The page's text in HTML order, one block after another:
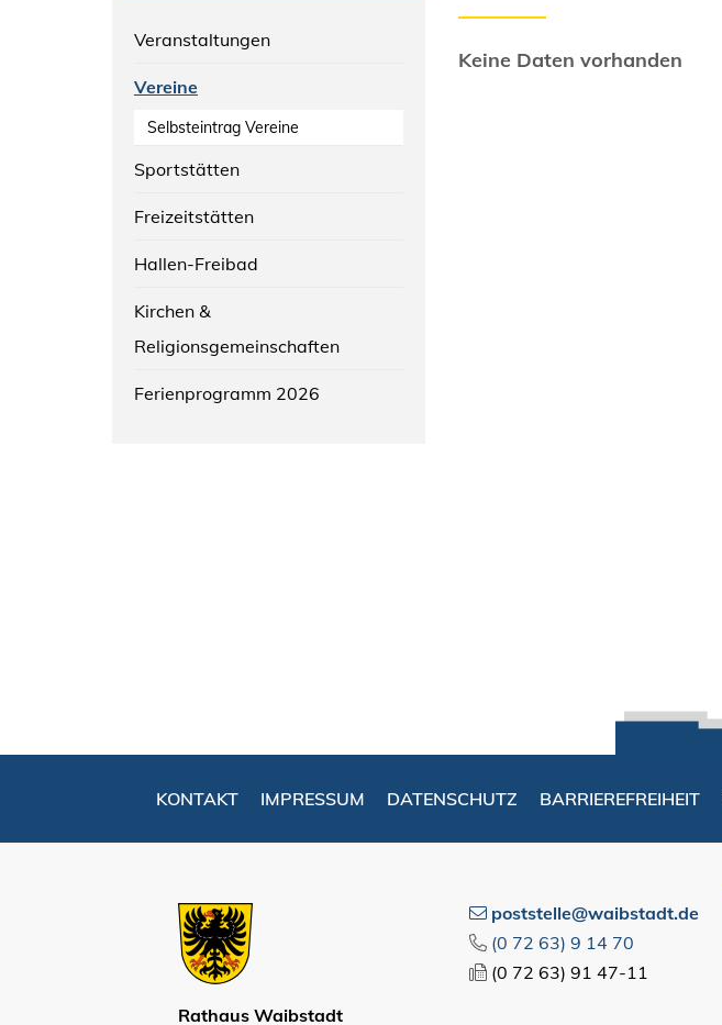
Veranstaltungen
Vereine
Selbsteintrag Vereine
Sportstätten
Freizeitstätten
Hallen-Freibad
Kirchen &
Religionsgemeinschaften
Ferienprogramm 2026
Keine Daten vorhanden
KONTAKT IMPRESSUM DATENSCHUTZ BARRIEREFREIHEIT
Rathaus Waibstadt
poststelle@waibstadt.de
(0 72 63) 9 14 70
(0 72 63) 91 47-11